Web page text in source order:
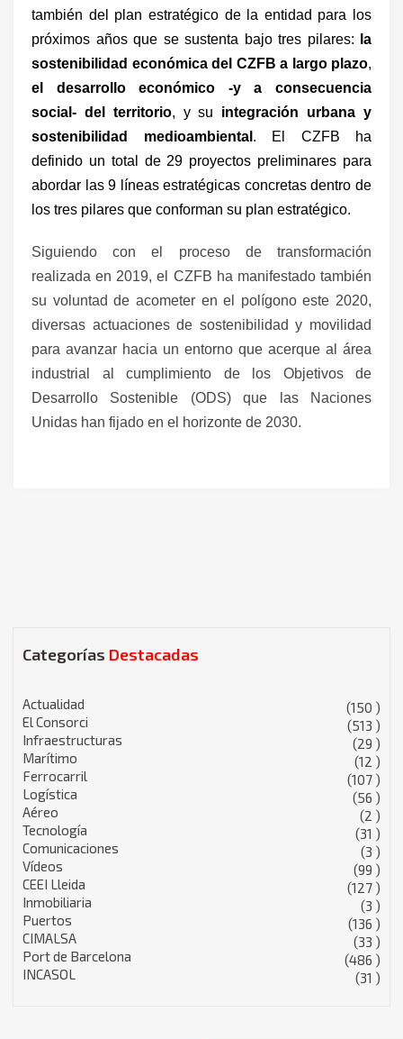
también del plan estratégico de la entidad para los
próximos años que se sustenta bajo tres pilares:
la
sostenibilidad económica del CZFB a largo plazo,
el desarrollo económico -y a consecuencia
social- del territorio, y su integración urbana y
sostenibilidad medioambiental . El CZFB ha
definido un total de 29 proyectos preliminares para
abordar las 9 líneas estratégicas concretas dentro de
los tres pilares que conforman su plan estratégico.
Siguiendo con el proceso de transformación
realizada en 2019, el CZFB ha manifestado también
su voluntad de acometer en el polígono este 2020,
diversas actuaciones de sostenibilidad y movilidad
para avanzar hacia un entorno que acerque al área
industrial al cumplimiento de los Objetivos de
Desarrollo Sostenible (ODS) que las Naciones
Unidas han fijado en el horizonte de 2030.
Categorías Destacadas
Actualidad
(150 )
El Consorci
(513 )
Infraestructuras
(29 )
Marítimo
(12 )
Ferrocarril
(107 )
Logística
(56 )
Aéreo
(2 )
Tecnología
(31 )
Comunicaciones
(3 )
Vídeos
(99 )
CEEI Lleida
(127 )
Inmobiliaria
(3 )
Puertos
(136 )
CIMALSA
(33 )
Port de Barcelona
(486 )
INCASOL
(31 )